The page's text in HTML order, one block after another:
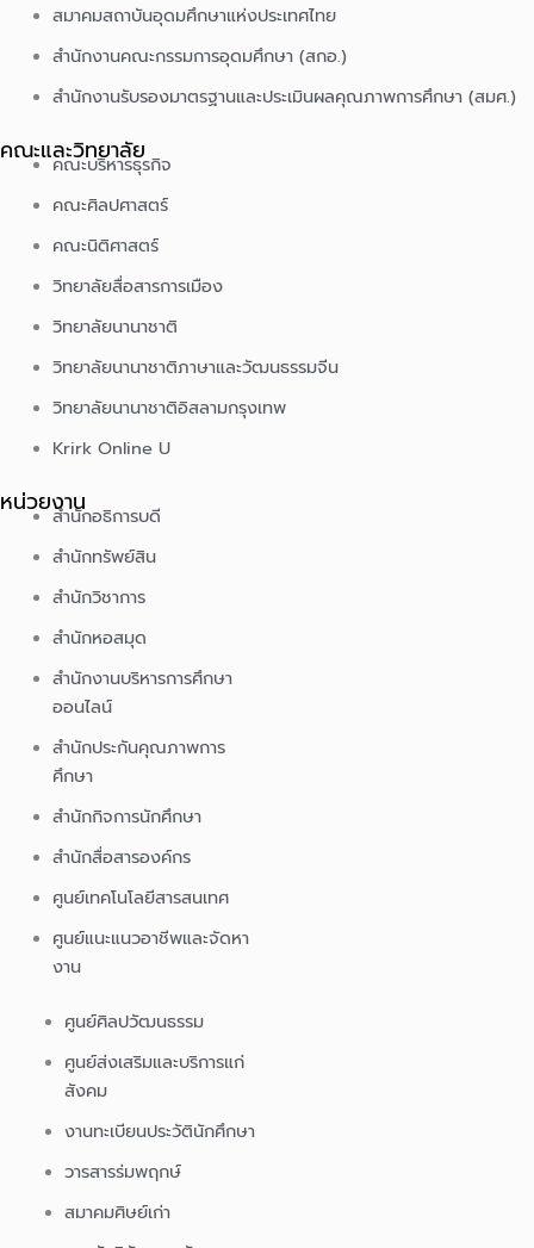
สมาคมสถาบันอุดมศึกษาแห่งประเทศไทย
สำนักงานคณะกรรมการอุดมศึกษา (สกอ.)
สำนักงานรับรองมาตรฐานและประเมินผลคุณภาพการศึกษา (สมศ.)
คณะและวิทยาลัย
คณะบริหารธุรกิจ
คณะศิลปศาสตร์
คณะนิติศาสตร์
วิทยาลัยสื่อสารการเมือง
วิทยาลัยนานาชาติ
วิทยาลัยนานาชาติภาษาและวัฒนธรรมจีน
วิทยาลัยนานาชาติอิสลามกรุงเทพ
Krirk Online U
หน่วยงานสำนักอธิการบดี
สำนักทรัพย์สิน
สำนักวิชาการ
สำนักหอสมุด
สำนักงานบริหารการศึกษา
ออนไลน์
สำนักประกันคุณภาพการ
ศึกษา
สำนักกิจการนักศึกษา
สำนักสื่อสารองค์กร
ศูนย์เทคโนโลยีสารสนเทศ
ศูนย์แนะแนวอาชีพและจัดหา
งาน
ศูนย์ศิลปวัฒนธรรม
ศูนย์ส่งเสริมและบริการแก่
สังคม
งานทะเบียนประวัตินักศึกษา
วารสารร่มพฤกษ์
สมาคมศิษย์เก่า